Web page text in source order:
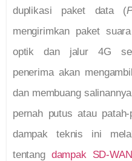
duplikasi paket data (
mengirimkan paket
optik dan jalur 4G
penerima akan
dan membuang
pernah putus atau
dampak teknis ini
tentang dampak SD-